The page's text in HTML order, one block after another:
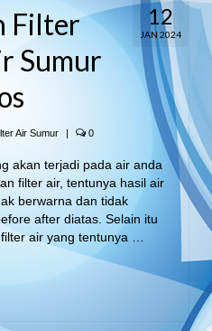
12
JAN 2024
Filter
Sumur
Air Sumur | 0
akan terjadi pada air anda
filter air, tentunya hasil air
berwarna dan tidak
after diatas. Selain itu
air yang tentunya …